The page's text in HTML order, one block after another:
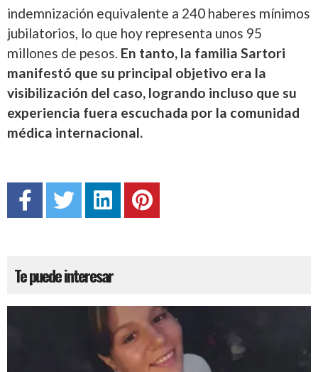
indemnización equivalente a 240 haberes mínimos
jubilatorios, lo que hoy representa unos 95
millones de pesos. En tanto, la familia Sartori
manifestó que su principal objetivo era la
visibilización del caso, logrando incluso que su
experiencia fuera escuchada por la comunidad
médica internacional.
Te puede interesar